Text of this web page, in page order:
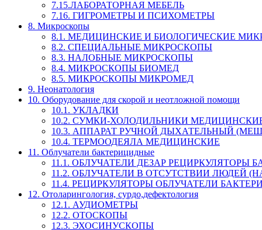
7.15.ЛАБОРАТОРНАЯ МЕБЕЛЬ
7.16. ГИГРОМЕТРЫ И ПСИХОМЕТРЫ
8. Микроскопы
8.1. МЕДИЦИНСКИЕ И БИОЛОГИЧЕСКИЕ
8.2. СПЕЦИАЛЬНЫЕ МИКРОСКОПЫ
8.3. НАЛОБНЫЕ МИКРОСКОПЫ
8.4. МИКРОСКОПЫ БИОМЕД
8.5. МИКРОСКОПЫ МИКРОМЕД
9. Неонатология
10. Оборудование для скорой и неотложной помощи
10.1. УКЛАДКИ
10.2. СУМКИ-ХОЛОДИЛЬНИКИ
10.3. АППАРАТ РУЧНОЙ ДЫХАТЕЛЬНЫЙ
10.4. ТЕРМООДЕЯЛА МЕДИЦИНСКИЕ
11. Облучатели бактерицидные
11.1. ОБЛУЧАТЕЛИ ДЕЗАР РЕЦИРКУЛЯТОРЫ
11.2. ОБЛУЧАТЕЛИ В ОТСУТСТВИИ ЛЮДЕЙ
11.4. РЕЦИРКУЛЯТОРЫ ОБЛУЧАТЕЛИ
12. Отоларингология, сурдо,дефектология
12.1. АУДИОМЕТРЫ
12.2. ОТОСКОПЫ
12.3. ЭХОСИНУСКОПЫ